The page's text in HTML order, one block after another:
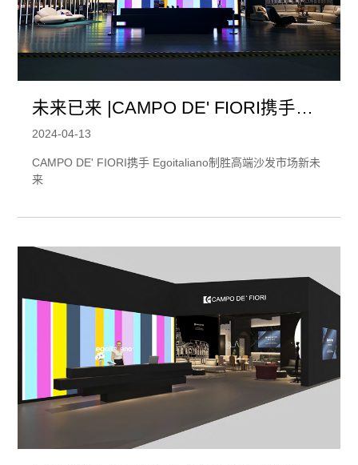
未来已来 |CAMPO DE' FIORI携手
Egoitaliano制胜高端沙发市场新未来
2024-04-13
CAMPO DE' FIORI携手 Egoitaliano制胜高端沙发市场新未
来